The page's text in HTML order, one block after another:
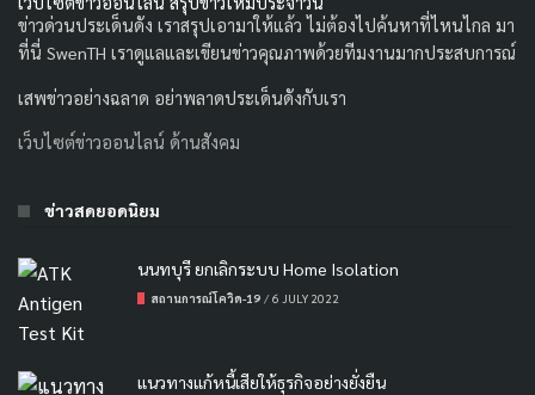
ข่าวด่วนประเด็นดัง เราสรุปเอามาให้แล้ว ไม่ต้องไปค้นหาที่ไหนไกล มา
ที่นี่ SwenTH เราดูแลและเขียนข่าวคุณภาพด้วยทีมงานมากประสบการณ์
เสพข่าวอย่างฉลาด อย่าพลาดประเด็นดังกับเรา
เว็บไซต์ข่าวออนไลน์ ด้านสังคม
ข่าวสดยอดนิยม
นนทบุรี ยกเลิกระบบ Home Isolation
สถานการณ์โควิด-19 / 6 JULY 2022
แนวทางแก้หนี้เสียให้ธุรกิจอย่างยั่งยืน